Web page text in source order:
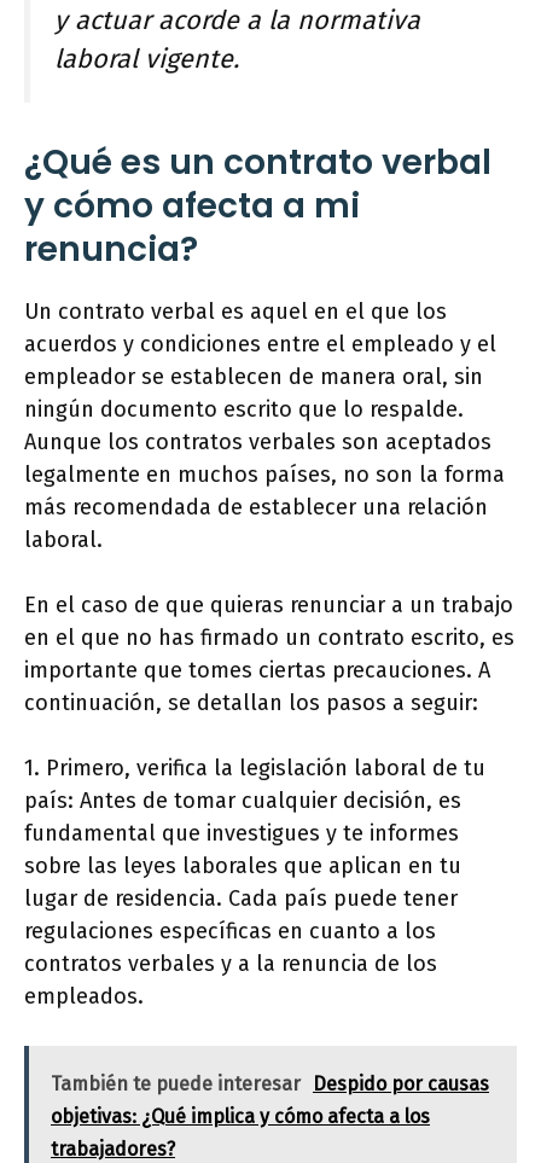
y actuar acorde a la normativa
laboral vigente.
¿Qué es un contrato verbal
y cómo afecta a mi
renuncia?
Un contrato verbal es aquel en el que los
acuerdos y condiciones entre el empleado y el
empleador se establecen de manera oral, sin
ningún documento escrito que lo respalde.
Aunque los contratos verbales son aceptados
legalmente en muchos países, no son la forma
más recomendada de establecer una relación
laboral.
En el caso de que quieras renunciar a un trabajo
en el que no has firmado un contrato escrito, es
importante que tomes ciertas precauciones. A
continuación, se detallan los pasos a seguir:
1. Primero, verifica la legislación laboral de tu
país: Antes de tomar cualquier decisión, es
fundamental que investigues y te informes
sobre las leyes laborales que aplican en tu
lugar de residencia. Cada país puede tener
regulaciones específicas en cuanto a los
contratos verbales y a la renuncia de los
empleados.
También te puede interesar
Despido por causas
objetivas: ¿Qué implica y cómo afecta a los
trabajadores?